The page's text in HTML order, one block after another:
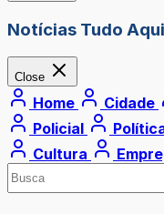
Notícias Tudo Aqui
Close
Home Cidade
Policial
Cultura